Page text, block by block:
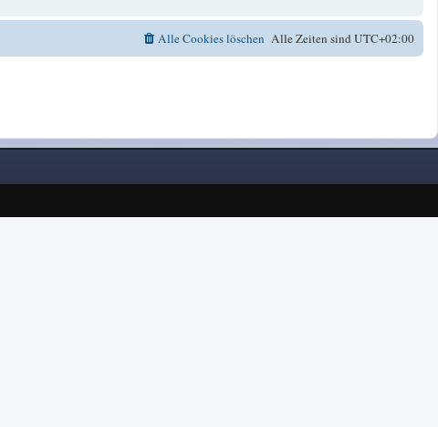
Alle Zeiten sindUTC+02:00
Alle Cookies löschen